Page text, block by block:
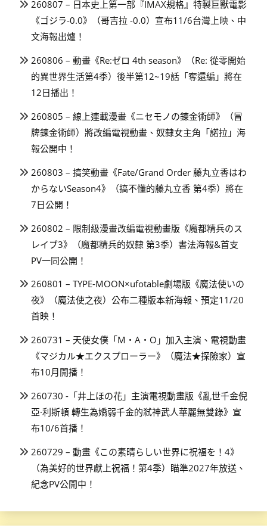
260807 – 日本史上第一部『IMAX規格』特製巨獸電影
《ゴジラ-0.0》（哥吉拉 -0.0）宣布11/6台灣上映、中
文海報出爐！
260806 – 動畫《Re:ゼロ 4th season》（Re: 從零開始
的異世界生活第4季）後半第12~19話「奪還編」將在
12日播出！
260805 – 線上連載漫畫《ニセモノの錬金術師》（冒
牌鍊金術師）將改編電視動畫、奴隸女主角「諾拉」海
報公開中！
260803 – 搞笑動畫《Fate/Grand Order 藤丸立香はわ
からないSeason4》（搞不懂的藤丸立香 第4季）將在
7日公開！
260802 – 限制級漫畫改編電視動畫版《魔都精兵のス
レイブ3》（魔都精兵的奴隸 第3季）書法海報&首支
PV一同公開！
260801 – TYPE-MOON×ufotable劇場版《魔法使いの
夜》（魔法使之夜）公布二種版本新海報、預定11/20
首映！
260731 – 天使女僕「M・A・O」加入主演、電視動畫
《マジカル★エクスプローラー》（魔法★探險家）宣
布10月開播！
260730 -「井上ほの花」主演電視動畫版《亂世千金倪
亞·利斯頓 轉生為嬌弱千金的弒神武人華麗無雙錄》宣
布10/6首播！
260729 – 動畫《この素晴らしい世界に祝福を！4》
（為美好的世界獻上祝福！第4季）瞄準2027年放送、
紀念PV公開中！